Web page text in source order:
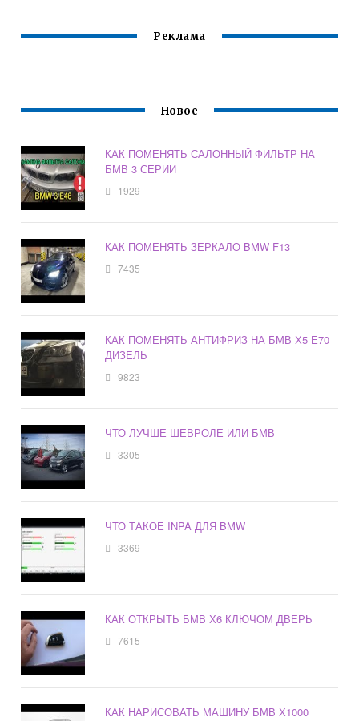
Реклама
Новое
КАК ПОМЕНЯТЬ САЛОННЫЙ ФИЛЬТР НА
БМВ 3 СЕРИИ
1929
КАК ПОМЕНЯТЬ ЗЕРКАЛО BMW F13
7435
КАК ПОМЕНЯТЬ АНТИФРИЗ НА БМВ Х5 Е70
ДИЗЕЛЬ
9823
ЧТО ЛУЧШЕ ШЕВРОЛЕ ИЛИ БМВ
3305
ЧТО ТАКОЕ INPA ДЛЯ BMW
3369
КАК ОТКРЫТЬ БМВ Х6 КЛЮЧОМ ДВЕРЬ
7615
КАК НАРИСОВАТЬ МАШИНУ БМВ Х1000